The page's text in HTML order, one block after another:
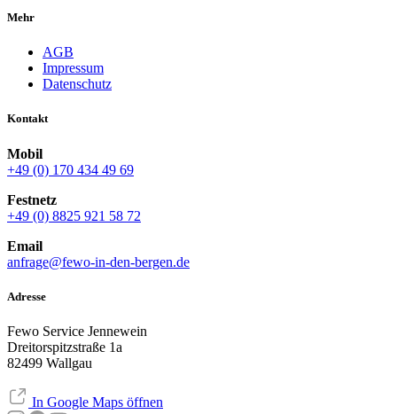
Mehr
AGB
Impressum
Datenschutz
Kontakt
Mobil
+49 (0) 170 434 49 69
Festnetz
+49 (0) 8825 921 58 72
Email
anfrage@fewo-in-den-bergen.de
Adresse
Fewo Service Jennewein
Dreitorspitzstraße 1a
82499 Wallgau
In Google Maps öffnen